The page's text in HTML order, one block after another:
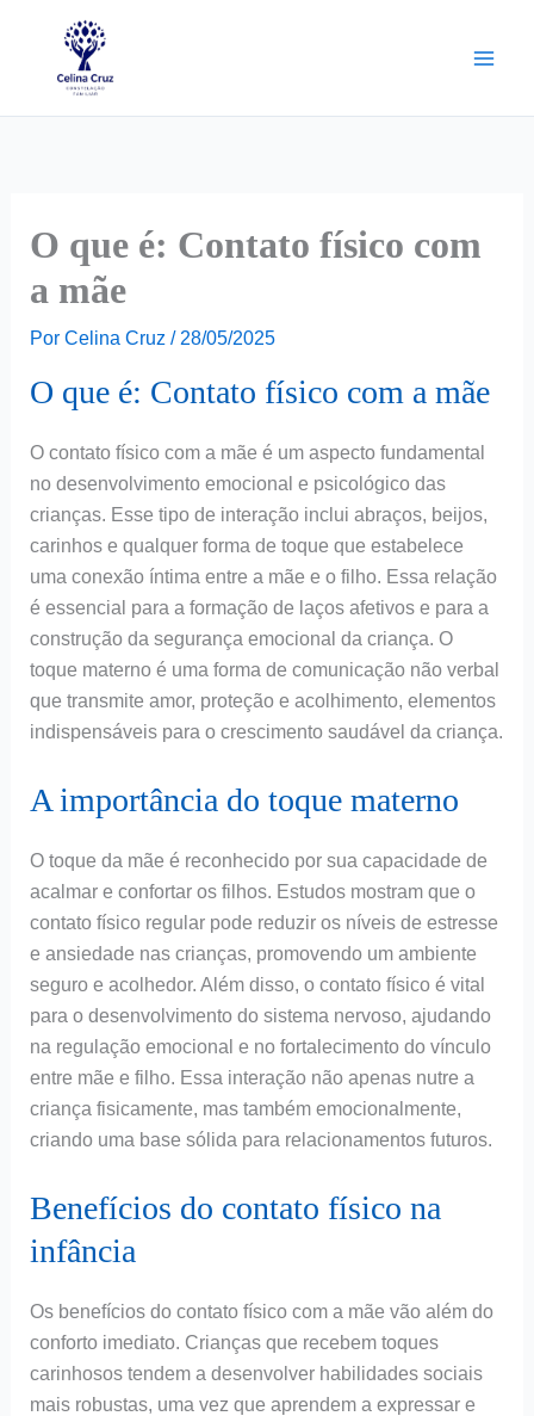
O que é: Contato físico com
a mãe
Por Celina Cruz / 28/05/2025
O que é: Contato físico com a mãe
O contato físico com a mãe é um aspecto fundamental
no desenvolvimento emocional e psicológico das
crianças. Esse tipo de interação inclui abraços, beijos,
carinhos e qualquer forma de toque que estabelece
uma conexão íntima entre a mãe e o filho. Essa relação
é essencial para a formação de laços afetivos e para a
construção da segurança emocional da criança. O
toque materno é uma forma de comunicação não verbal
que transmite amor, proteção e acolhimento, elementos
indispensáveis para o crescimento saudável da criança.
A importância do toque materno
O toque da mãe é reconhecido por sua capacidade de
acalmar e confortar os filhos. Estudos mostram que o
contato físico regular pode reduzir os níveis de estresse
e ansiedade nas crianças, promovendo um ambiente
seguro e acolhedor. Além disso, o contato físico é vital
para o desenvolvimento do sistema nervoso, ajudando
na regulação emocional e no fortalecimento do vínculo
entre mãe e filho. Essa interação não apenas nutre a
criança fisicamente, mas também emocionalmente,
criando uma base sólida para relacionamentos futuros.
Benefícios do contato físico na
infância
Os benefícios do contato físico com a mãe vão além do
conforto imediato. Crianças que recebem toques
carinhosos tendem a desenvolver habilidades sociais
mais robustas, uma vez que aprendem a expressar e